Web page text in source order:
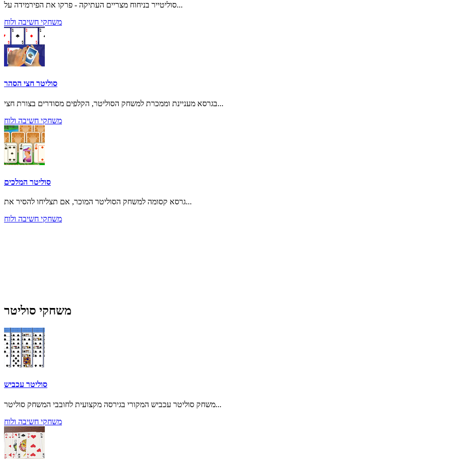
סוליטייר בניחוח מצריים העתיקה - פרקו את הפירמידה על...
משחקי חשיבה ולוח
סוליטר חצי הסהר
בגרסא מעניינת וממכרת למשחק הסוליטר, הקלפים מסודרים בצורת חצי...
משחקי חשיבה ולוח
סוליטר המלכים
גרסא קסומה למשחק הסוליטר המוכר, אם תצליחו להסיר את...
משחקי חשיבה ולוח
משחקי סוליטר
סוליטר עכביש
משחק סוליטר עכביש המקורי בגירסה מקצועית לחובבי המשחק סוליטר...
משחקי חשיבה ולוח